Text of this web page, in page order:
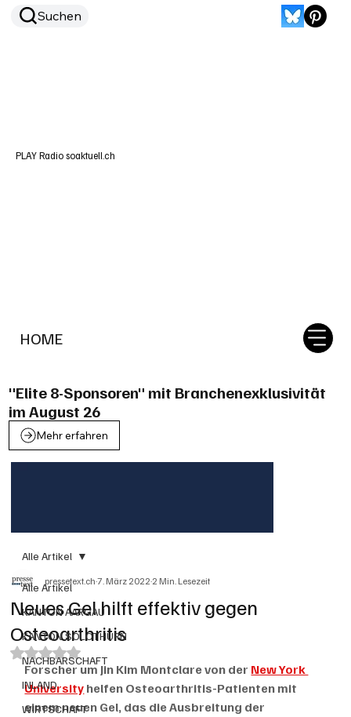
HOME
Suchen
PLAY Radio soaktuell.ch
"Elite 8-Sponsoren" mit Branchenexklusivität
im August 26
Mehr erfahren
Alle Artikel
KANTON AARGAU
KANTON SOLOTHURN
NACHBARSCHAFT
INLAND
WIRTSCHAFT
Alle Artikel
Neues Gel hilft effektiv gegen
Osteoarthritis
pressetext.ch7. März 20222 Min. Lesezeit
Mit NaN von 5 Sternen bewertet.
Forscher um Jin Kim Montclare von der New York
University helfen Osteoarthritis-Patienten mit
einem neuen Gel, das die Ausbreitung der